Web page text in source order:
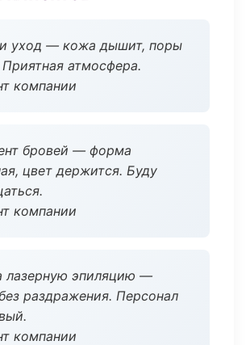
уход — кожа дышит, поры
атмосфера.
компании
бровей — форма
цвет держится. Буду
компании
лазерную эпиляцию —
раздражения. Персонал
компании